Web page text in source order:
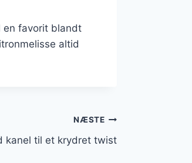
favorit blandt
altid
NÆSTE
kanel til et krydret twist